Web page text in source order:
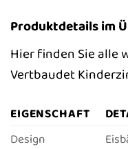
Produktdetails im
Hier finden Sie alle
Vertbaudet
EIGENSCHAFT
Design